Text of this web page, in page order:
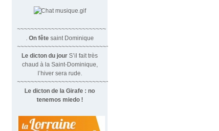
~~~~~~~~~~~~~~~~~~~~~~~~~~
. On fête saint Dominique
~~~~~~~~~~~~~~~~~~~~~~~~~~~~~~
Le dicton du jourS’il fait très
chaud à la Saint-Dominique,
l’hiver sera rude.
~~~~~~~~~~~~~~~~~~~~~~~~~~~~~~~
Le dicton de la Girafe : no
tenemos miedo !